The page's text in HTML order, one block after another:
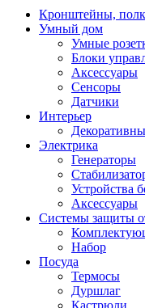
Кронштейны,
Умный дом
Умные
Блоки
Аксессуары
Сенсоры
Датчики
Интерьер
Электрика
Генераторы
Устройства
Аксессуары
Системы защиты
Набор
Посуда
Термосы
Дуршлаг
Кастрюли